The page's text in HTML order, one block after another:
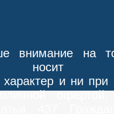
внимание на
носит
и ни при
офертой,